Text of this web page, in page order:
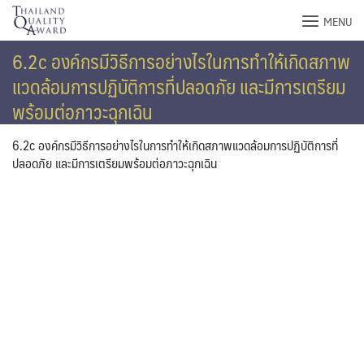
Skip
content
MENU
6.2c องค์กรมีวิธีการอย่างไรในการทำให้เกิดสภาพ
แวดล้อมการปฏิบัติการที่ปลอดภัย และมีการเตรียม
พร้อมต่อภาวะฉุกเฉิน
6.2c องค์กรมีวิธีการอย่างไรในการทำให้เกิดสภาพแวดล้อมการปฏิบัติการที่
ปลอดภัย และมีการเตรียมพร้อมต่อภาวะฉุกเฉิน